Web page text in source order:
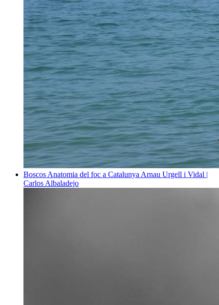
Boscos Anatomia del foc a Catalunya Arnau Urgell i Vidal |
Carlos Albaladejo